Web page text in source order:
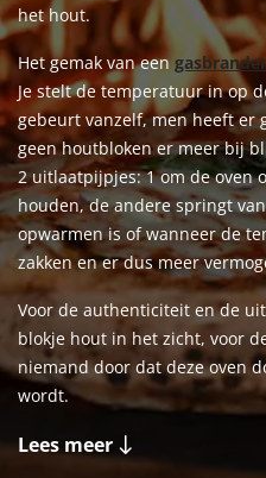
het hout.
Het gemak van een
Je stelt de temperatuur in op
gebeurt vanzelf, men heeft er
geen houtbloken er meer bij
2 uitlaatpijpjes: 1 om de oven
houden, de andere springt
opwarmen is of wanneer de
zakken en er dus meer
Voor de authenticiteit en de
blokje hout in het zicht, voor
niemand door dat deze oven
wordt.
Lees meer